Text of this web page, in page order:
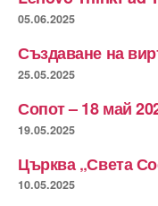
05.06.2025
Създаване на
25.05.2025
Сопот – 18 май
19.05.2025
Църква „Света
10.05.2025